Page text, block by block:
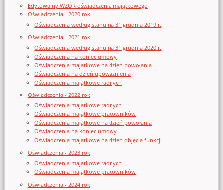
Edytowalny WZÓR oświadczenia majątkowego
Oświadczenia - 2020 rok
Oświadczenia według stanu na 31 grudnia 2019 r.
Oświadczenia - 2021 rok
Oświadczenia według stanu na 31 grudnia 2020 r.
Oświadczenia na koniec umowy
Oświadczenia majątkowe na dzień powołania
Oświadczenia na dzień upoważnienia
Oświadczenia majątkowe radnych
Oświadczenia - 2022 rok
Oświadczenia majątkowe radnych
Oświadczenia majątkowe pracowników
Oświadczenia majątkowe na dzień powołania
Oświadczenia na koniec umowy
Oświadczenia majątkowe na dzień objęcia funkcji
Oświadczenia - 2023 rok
Oświadczenia majątkowe radnych
Oświadczenia majątkowe pracowników
Oświadczenia - 2024 rok